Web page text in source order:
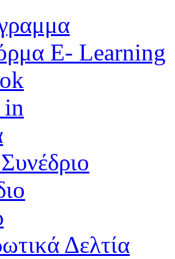
E- Learning
Δελτία